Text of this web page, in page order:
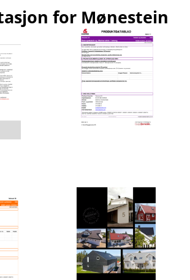
for Mønestein